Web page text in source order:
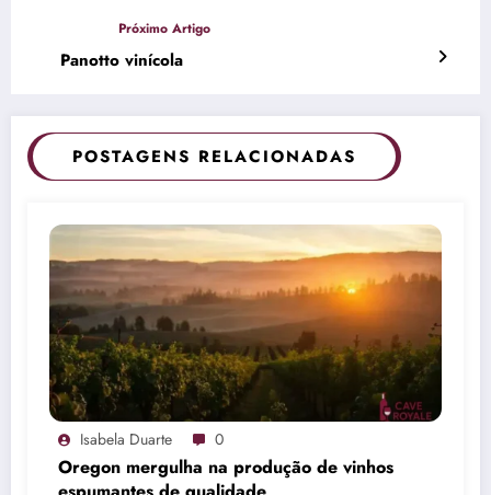
Panotto vinícola
POSTAGENS RELACIONADAS
Isabela Duarte 0
Oregon mergulha na produção de vinhos